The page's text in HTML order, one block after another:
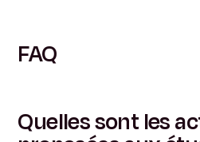
FAQ
Quelles sont les